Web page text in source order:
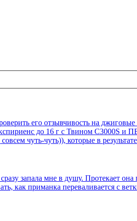
его отзывчивость на
до 16 г с Твином С3000S
чуть-чуть)), которые в
запала мне в душу. Протекает
как приманка переваливается с